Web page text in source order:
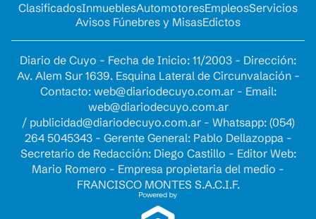
ClasificadosInmueblesAutomotoresEmpleosServicios
Avisos Fúnebres y MisasEdictos
Diario de Cuyo - Fecha de Inicio: 11/2003 - Dirección:
Av. Alem Sur 1639. Esquina Lateral de Circunvalación -
Contacto: web@diariodecuyo.com.ar- Email:
web@diariodecuyo.com.ar
/ publicidad@diariodecuyo.com.ar- Whatsapp: (054)
264 5045343 - Gerente General: Pablo Dellazoppa -
Secretario de Redacción: Diego Castillo - Editor Web:
Mario Romero - Empresa propietaria del medio -
FRANCISCO MONTES S.A.C.I.F.